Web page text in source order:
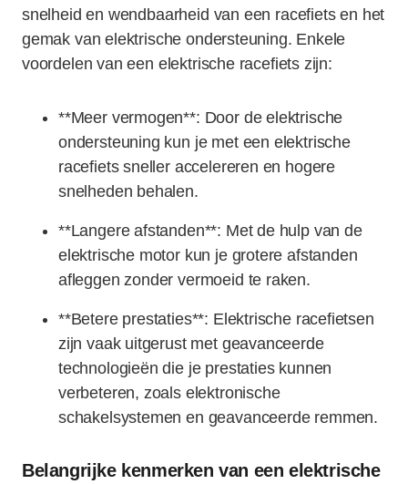
snelheid en wendbaarheid van een racefiets en het
gemak van elektrische ondersteuning. Enkele
voordelen van een elektrische racefiets zijn:
**Meer vermogen**: Door de elektrische
ondersteuning kun je met een elektrische
racefiets sneller accelereren en hogere
snelheden behalen.
**Langere afstanden**: Met de hulp van de
elektrische motor kun je grotere afstanden
afleggen zonder vermoeid te raken.
**Betere prestaties**: Elektrische racefietsen
zijn vaak uitgerust met geavanceerde
technologieën die je prestaties kunnen
verbeteren, zoals elektronische
schakelsystemen en geavanceerde remmen.
Belangrijke kenmerken van een elektrische